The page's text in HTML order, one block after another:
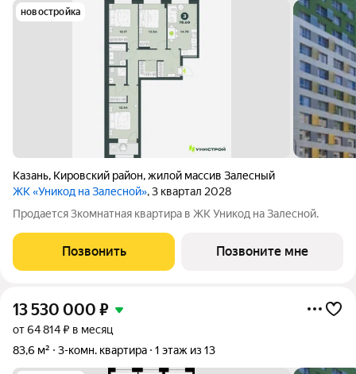
новостройка
Казань, Кировский район,жилой массив Залесный
ЖК «Уникод на Залесной», 3 квартал 2028
Продается 3комнатная квартира в ЖК Уникод на Залесной.
Позвонить Позвоните мне
13 530 000 ₽
от 64 814 ₽ в месяц
83,6 м²
3-комн. квартира 1 этаж из 13